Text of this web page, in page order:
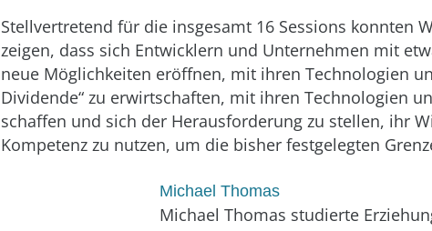
Stellvertretend für die insgesamt 16 Sessions konnten
zeigen, dass sich Entwicklern und Unternehmen mit
neue Möglichkeiten eröffnen, mit ihren Technologien
Dividende“ zu erwirtschaften, mit ihren Technologien
schaffen und sich der Herausforderung zu stellen, ihr
Kompetenz zu nutzen, um die bisher festgelegten
Michael Thomas
Michael Thomas studierte